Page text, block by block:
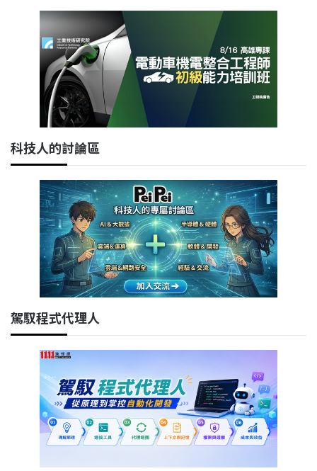
科技人的討論區
駕馭程式代理人